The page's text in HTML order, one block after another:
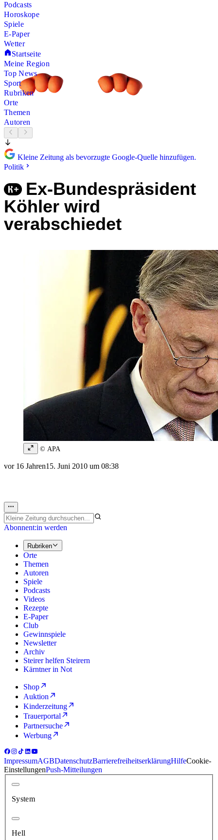
Podcasts
Horoskope
Spiele
E-Paper
Wetter
Startseite
Meine Region
Top News
Sport
Rubriken
Orte
Themen
Autoren
Kleine Zeitung als bevorzugte Google-Quelle hinzufügen.
Politik
Ex-Bundespräsident
Köhler wird
verabschiedet
© APA
vor 16 Jahren15. Juni 2010 um 08:38
Abonnent:in werden
Rubriken
Orte
Themen
Autoren
Spiele
Podcasts
Videos
Rezepte
E-Paper
Club
Gewinnspiele
Newsletter
Archiv
Steirer helfen Steirern
Kärntner in Not
Shop
Auktion
Kinderzeitung
Trauerportal
Partnersuche
Werbung
ImpressumAGBDatenschutzBarrierefreiheitserklärungHilfeCookie-
EinstellungenPush-Mitteilungen
System
Hell